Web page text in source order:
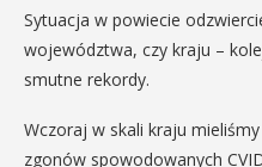
Sytuacja w powiecie
województwa, czy kraju –
smutne rekordy.
Wczoraj w skali kraju
zgonów spowodowanych